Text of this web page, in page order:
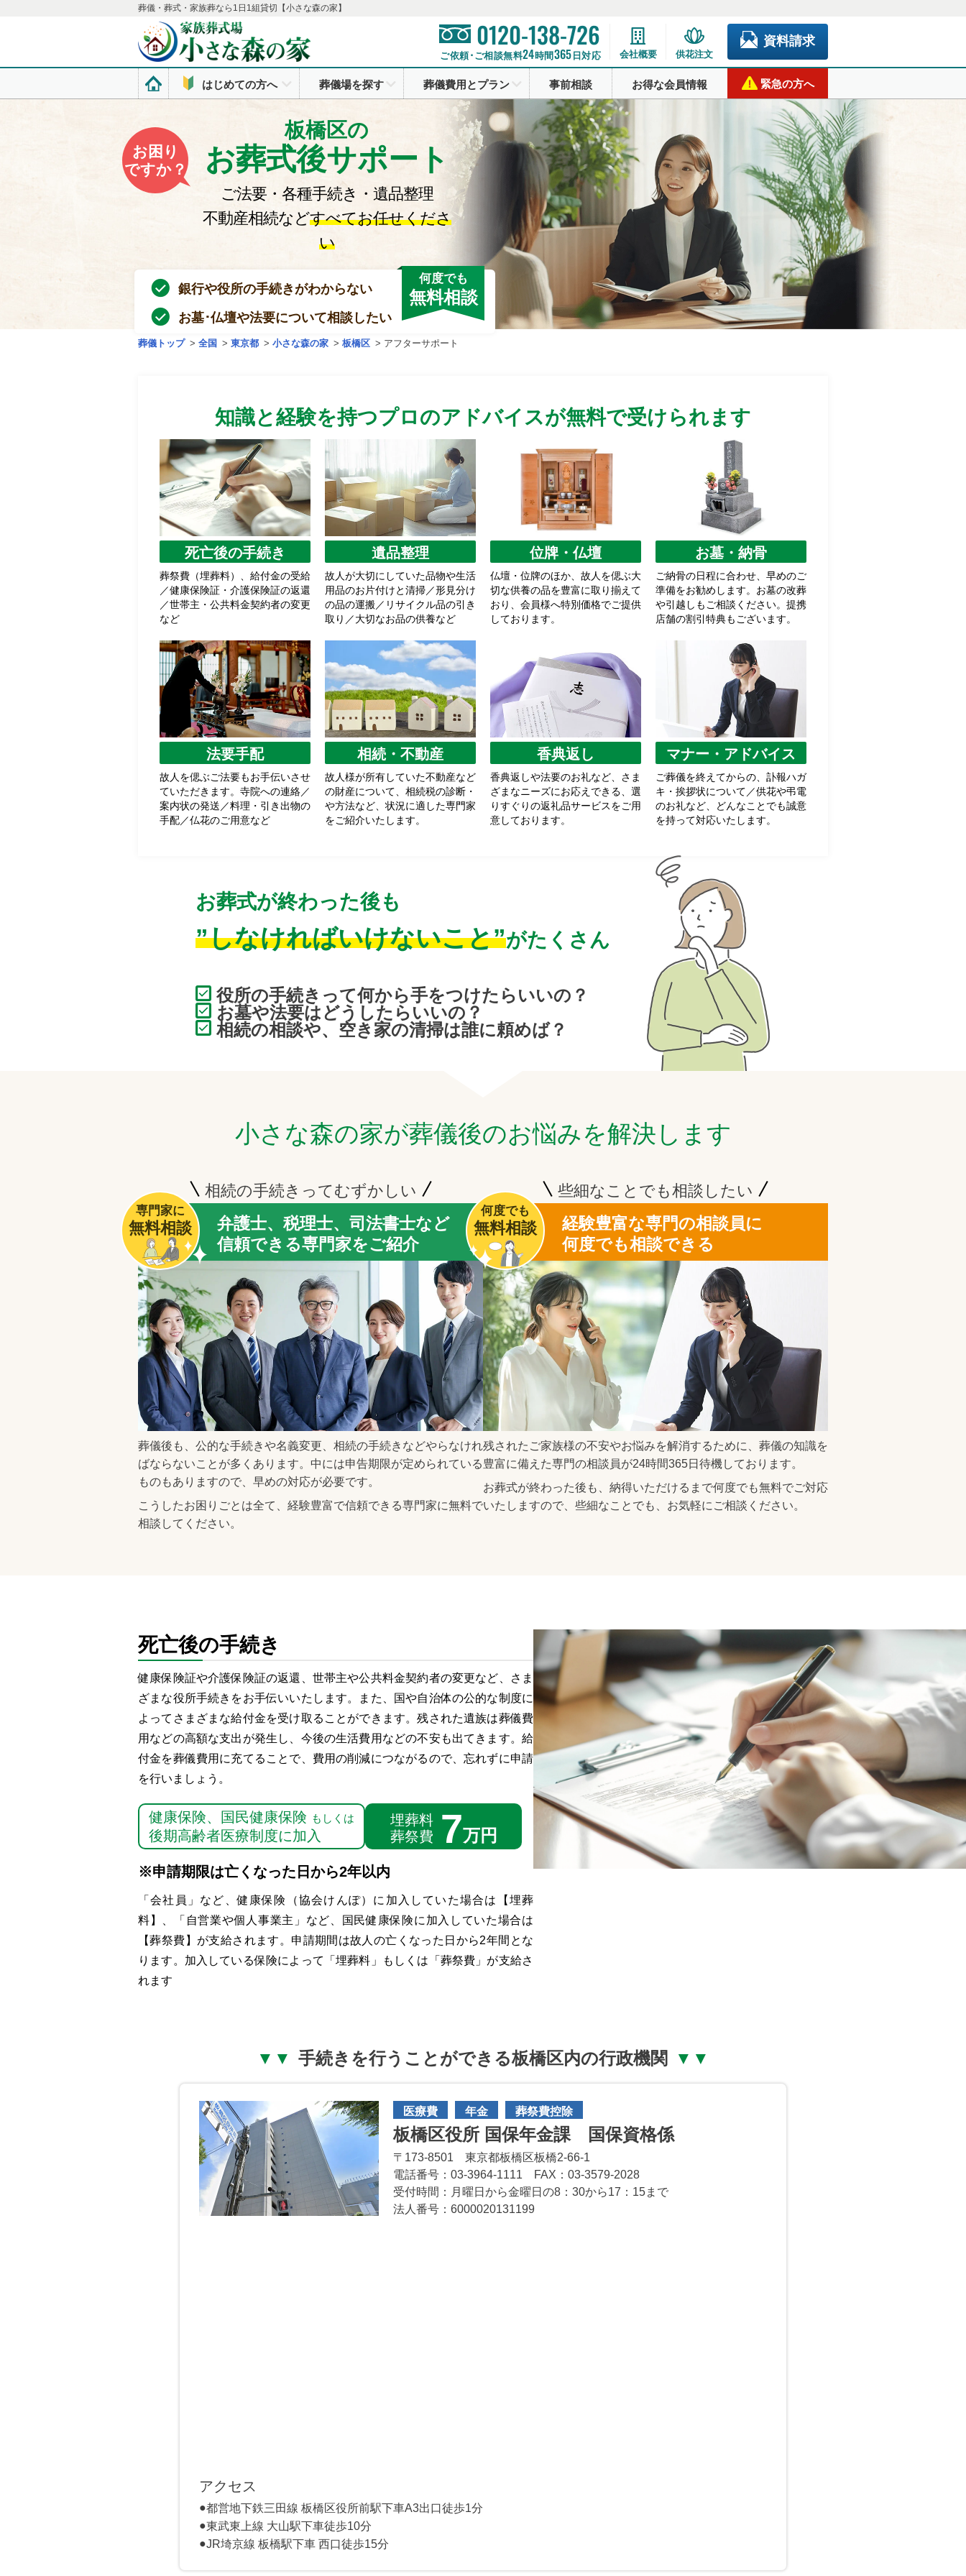
葬儀・葬式・家族葬なら1日1組貸切【小さな森の家】
0120-138-726
ご依頼･ご相談無料24時間 365 日対応 会社概要 供花注文
資料請求
はじめての方へ 葬儀場を探す 葬儀費用とプラン 事前相談 お得な会員情報 緊急の方へ
板橋区の
お葬式後サポート
ご法要・各種手続き・遺品整理
不動産相続などすべてお任せくださ
い
お困り
ですか？
銀行や役所の手続きがわからない
お墓･仏壇や法要について相談したい
何度でも
無料相談
葬儀トップ > 全国 > 東京都 > 小さな森の家 > 板橋区 > アフターサポート
知識と経験を持つプロのアドバイスが無料で受けられます
死亡後の手続き
葬祭費（埋葬料）、給付金の受給
／健康保険証・介護保険証の返還
／世帯主・公共料金契約者の変更
など
遺品整理
故人が大切にしていた品物や生活
用品のお片付けと清掃／形見分け
の品の運搬／リサイクル品の引き
取り／大切なお品の供養など
位牌・仏壇
仏壇・位牌のほか、故人を偲ぶ大
切な供養の品を豊富に取り揃えて
おり、会員様へ特別価格でご提供
しております。
お墓・納骨
ご納骨の日程に合わせ、早めのご
準備をお勧めします。お墓の改葬
や引越しもご相談ください。提携
店舗の割引特典もございます。
法要手配
故人を偲ぶご法要もお手伝いさせ
ていただきます。寺院への連絡／
案内状の発送／料理・引き出物の
手配／仏花のご用意など
相続・不動産
故人様が所有していた不動産など
の財産について、相続税の診断・
や方法など、状況に適した専門家
をご紹介いたします。
香典返し
香典返しや法要のお礼など、さま
ざまなニーズにお応えできる、選
りすぐりの返礼品サービスをご用
意しております。
マナー・アドバイス
ご葬儀を終えてからの、訃報ハガ
キ・挨拶状について／供花や弔電
のお礼など、どんなことでも誠意
を持って対応いたします。
お葬式が終わった後も
”しなければいけないこと”がたくさん
役所の手続きって何から手をつけたらいいの？
お墓や法要はどうしたらいいの？
相続の相談や、空き家の清掃は誰に頼めば？
小さな森の家が葬儀後のお悩みを解決します
相続の手続きってむずかしい
専門家に
無料相談
弁護士、税理士、司法書士など
信頼できる専門家をご紹介
葬儀後も、公的な手続きや名義変更、相続の手続きなどやらなけれ
ばならないことが多くあります。中には申告期限が定められている
ものもありますので、早めの対応が必要です。
こうしたお困りごとは全て、経験豊富で信頼できる専門家に無料で
相談してください。
些細なことでも相談したい
何度でも
無料相談
経験豊富な専門の相談員に
何度でも相談できる
残されたご家族様の不安やお悩みを解消するために、葬儀の知識を
豊富に備えた専門の相談員が24時間365日待機しております。
お葬式が終わった後も、納得いただけるまで何度でも無料でご対応
いたしますので、些細なことでも、お気軽にご相談ください。
死亡後の手続き
健康保険証や介護保険証の返還、世帯主や公共料金契約者の変更など、さま
ざまな役所手続きをお手伝いいたします。また、国や自治体の公的な制度に
よってさまざまな給付金を受け取ることができます。残された遺族は葬儀費
用などの高額な支出が発生し、今後の生活費用などの不安も出てきます。給
付金を葬儀費用に充てることで、費用の削減につながるので、忘れずに申請
を行いましょう。
健康保険、国民健康保険 もしくは
後期高齢者医療制度に加入
埋葬料
葬祭費 7万円
※申請期限は亡くなった日から2年以内
「会社員」など、健康保険（協会けんぽ）に加入していた場合は【埋葬
料】、「自営業や個人事業主」など、国民健康保険に加入していた場合は
【葬祭費】が支給されます。申請期間は故人の亡くなった日から2年間とな
ります。加入している保険によって「埋葬料」もしくは「葬祭費」が支給さ
れます
手続きを行うことができる板橋区内の行政機関
医療費 年金 葬祭費控除
板橋区役所 国保年金課 国保資格係
〒173-8501 東京都板橋区板橋2-66-1
電話番号：03-3964-1111 FAX：03-3579-2028
受付時間：月曜日から金曜日の8：30から17：15まで
法人番号：6000020131199
アクセス
都営地下鉄三田線 板橋区役所前駅下車A3出口徒歩1分
東武東上線 大山駅下車徒歩10分
JR埼京線 板橋駅下車 西口徒歩15分